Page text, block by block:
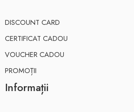
DISCOUNT CARD
CERTIFICAT CADOU
VOUCHER CADOU
PROMOȚII
Informații